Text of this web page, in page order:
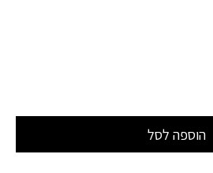
הוספה לסל